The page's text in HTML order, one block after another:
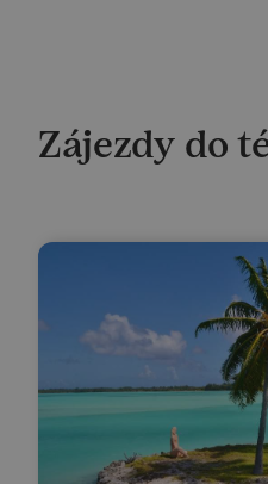
Zájezdy do